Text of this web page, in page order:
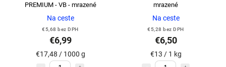
PREMIUM - VB - mrazené
Na ceste
€5,68 bez DPH
€6,99
€17,48 / 1000 g
mrazené
Na ceste
€5,28 bez DPH
€6,50
€13 / 1 kg